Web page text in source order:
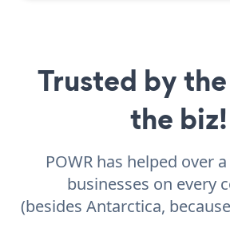
Trusted by
the biz!
POWR has helped over
businesses on every
(besides Antarctica,